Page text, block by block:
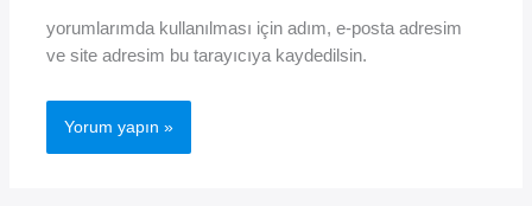
yorumlarımda kullanılması için adım, e-posta adresim
ve site adresim bu tarayıcıya kaydedilsin.